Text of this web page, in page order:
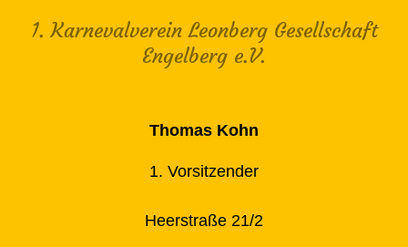
1. Karnevalverein Leonberg Gesellschaft
Engelberg e.V.
Thomas Kohn
1. Vorsitzender
Heerstraße 21/2